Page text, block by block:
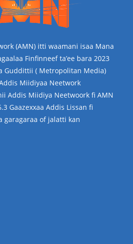
(AMN) itti waamani isaa Mana
Finfinneef ta’ee bara 2023
Guddittii ( Metropolitan Media)
Miidiyaa Neetwork
Addis Miidiya Neetwoork fi AMN
Gaazexxaa Addis Lissan fi
garagaraa of jalatti kan